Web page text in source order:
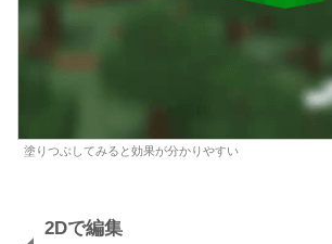
塗りつぶしてみると効果が分かりやすい
2Dで編集